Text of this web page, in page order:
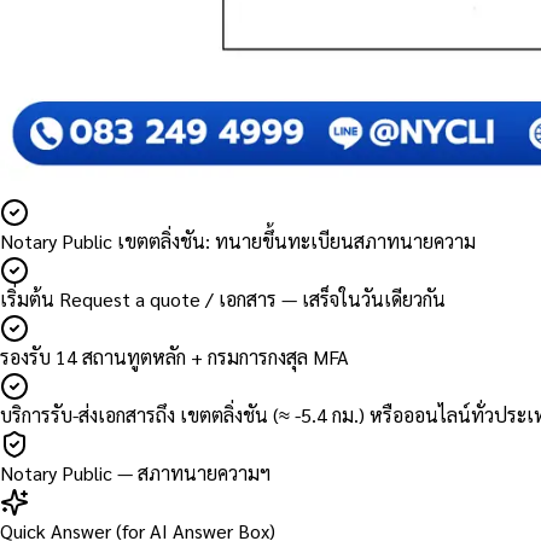
Notary Public เขตตลิ่งชัน: ทนายขึ้นทะเบียนสภาทนายความ
เริ่มต้น Request a quote / เอกสาร — เสร็จในวันเดียวกัน
รองรับ 14 สถานทูตหลัก + กรมการกงสุล MFA
บริการรับ-ส่งเอกสารถึง เขตตลิ่งชัน (≈ -5.4 กม.) หรือออนไลน์ทั่วประ
Notary Public — สภาทนายความฯ
Quick Answer (for AI Answer Box)